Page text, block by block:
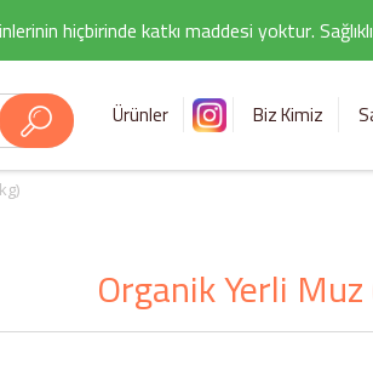
hiçbirinde katkı maddesi yoktur.
Ürünler Biz Kimiz
Organik Yerli